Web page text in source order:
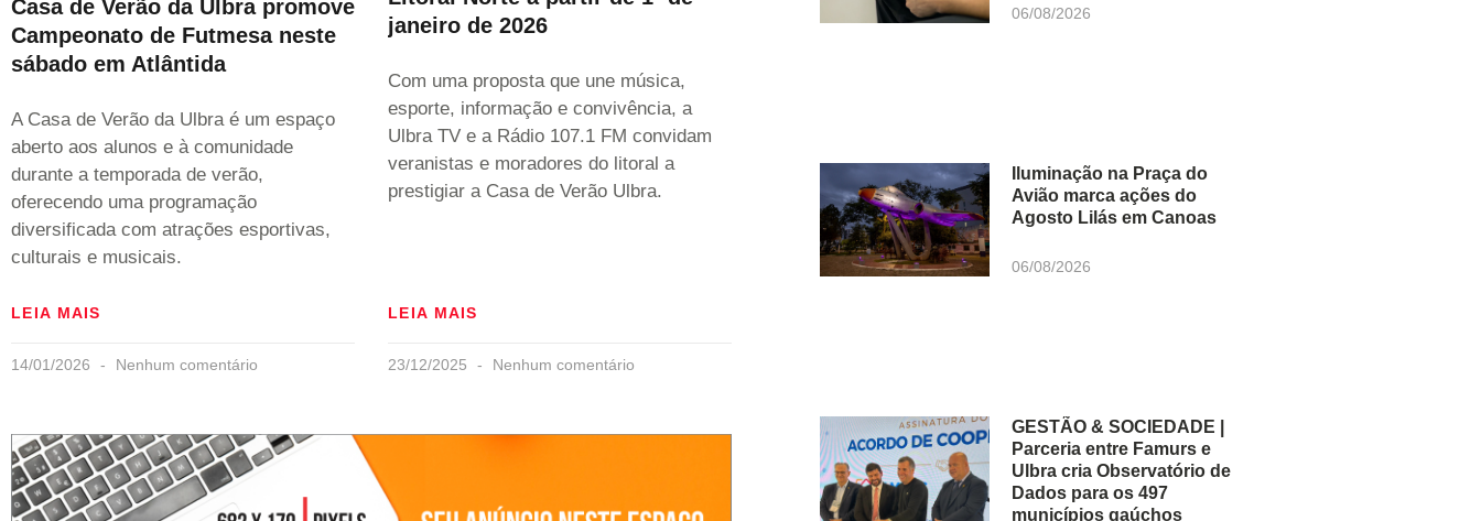
Casa de Verão da Ulbra promove
Campeonato de Futmesa neste
sábado em Atlântida
A Casa de Verão da Ulbra é um espaço
aberto aos alunos e à comunidade
durante a temporada de verão,
oferecendo uma programação
diversificada com atrações esportivas,
culturais e musicais.
LEIA MAIS
14/01/2026 Nenhum comentário
janeiro de 2026
Com uma proposta que une música,
esporte, informação e convivência, a
Ulbra TV e a Rádio 107.1 FM convidam
veranistas e moradores do litoral a
prestigiar a Casa de Verão Ulbra.
LEIA MAIS
23/12/2025 Nenhum comentário
06/08/2026
Iluminação na Praça do
Avião marca ações do
Agosto Lilás em Canoas
06/08/2026
GESTÃO & SOCIEDADE |
Parceria entre Famurs e
Ulbra cria Observatório de
Dados para os 497
municípios gaúchos